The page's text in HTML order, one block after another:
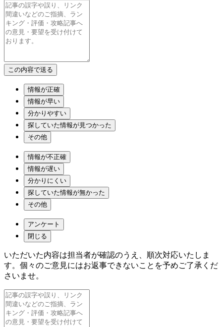
情報が正確
情報が早い
分かりやすい
探していた情報が見つかった
その他
情報が不正確
情報が遅い
分かりにくい
探していた情報が無かった
その他
アンケート
閉じる
いただいた内容は担当者が確認のうえ、順次対応いたしま
す。個々のご意見にはお返事できないことを予めご了承くだ
さいませ。